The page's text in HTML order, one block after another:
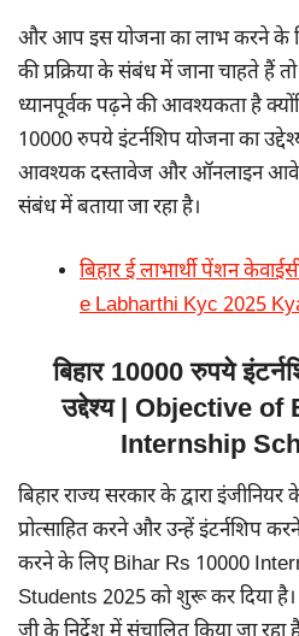
और आप इस योजना का लाभ करने के
की प्रक्रिया के संबंध में जाना चाहते हैं
ध्यानपूर्वक पढ़ने की आवश्यकता है
10000 रुपये इंटर्नशिप योजना का
आवश्यक दस्तावेज और ऑनलाइन आवेदन
संबंध में बताया जा रहा है।
बिहार ई लाभार्थी पेंशन
e Labharthi Kyc 2025
बिहार 10000 रुपये
उद्देश्य | Objective
Internship
बिहार राज्य सरकार के द्वारा इंजीनियर
प्रोत्साहित करने और उन्हें इंटर्नशिप
करने के लिए Bihar Rs 10000
Students 2025 को शुरू कर दिया है।